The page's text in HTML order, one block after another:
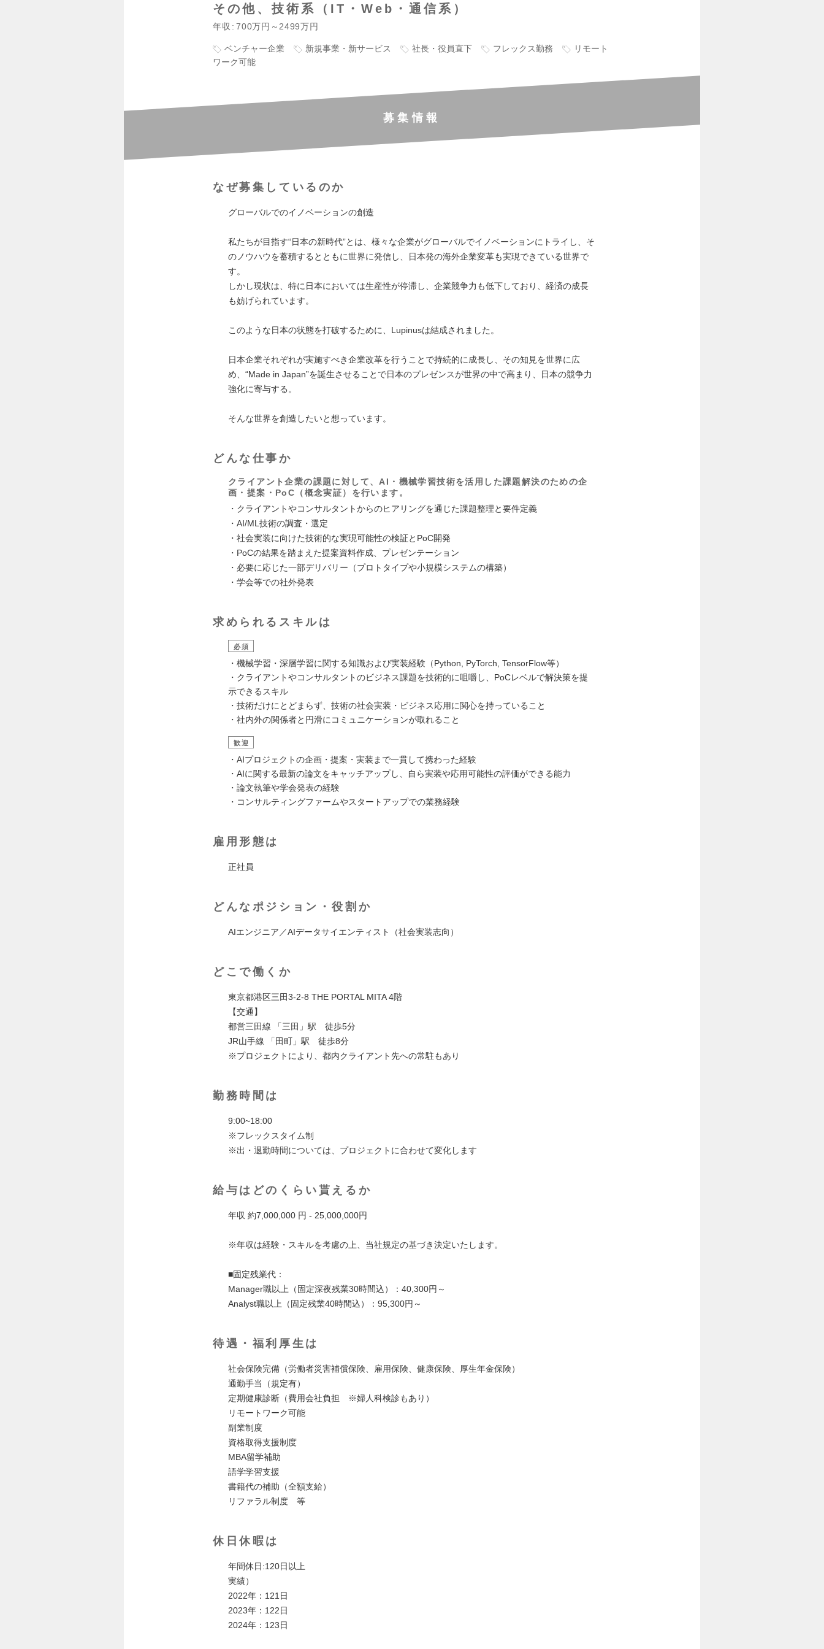
その他、技術系（IT・Web・通信系）
年収 700万円～2499万円
ベンチャー企業 新規事業・新サービス 社長・役員直下 フレックス勤務
リモート
ワーク可能
募集情報
なぜ募集しているのか
グローバルでのイノベーションの創造
私たちが目指す“日本の新時代”とは、様々な企業がグローバルでイノベーションにトライし、そ
のノウハウを蓄積するとともに世界に発信し、日本発の海外企業変革も実現できている世界で
す。
しかし現状は、特に日本においては生産性が停滞し、企業競争力も低下しており、経済の成長
も妨げられています。
このような日本の状態を打破するために、Lupinusは結成されました。
日本企業それぞれが実施すべき企業改革を行うことで持続的に成長し、その知見を世界に広
め、“Made in Japan”を誕生させることで日本のプレゼンスが世界の中で高まり、日本の競争力
強化に寄与する。
そんな世界を創造したいと想っています。
どんな仕事か
クライアント企業の課題に対して、AI・機械学習技術を活用した課題解決のための企
画・提案・PoC（概念実証）を行います。
・クライアントやコンサルタントからのヒアリングを通じた課題整理と要件定義
・AI/ML技術の調査・選定
・社会実装に向けた技術的な実現可能性の検証とPoC開発
・PoCの結果を踏まえた提案資料作成、プレゼンテーション
・必要に応じた一部デリバリー（プロトタイプや小規模システムの構築）
・学会等での社外発表
求められるスキルは
必須
・機械学習・深層学習に関する知識および実装経験（Python, PyTorch, TensorFlow等）
・クライアントやコンサルタントのビジネス課題を技術的に咀嚼し、PoCレベルで解決策を提
示できるスキル
・技術だけにとどまらず、技術の社会実装・ビジネス応用に関心を持っていること
・社内外の関係者と円滑にコミュニケーションが取れること
歓迎
・AIプロジェクトの企画・提案・実装まで一貫して携わった経験
・AIに関する最新の論文をキャッチアップし、自ら実装や応用可能性の評価ができる能力
・論文執筆や学会発表の経験
・コンサルティングファームやスタートアップでの業務経験
雇用形態は
正社員
どんなポジション・役割か
AIエンジニア／AIデータサイエンティスト（社会実装志向）
どこで働くか
東京都港区三田3-2-8 THE PORTAL MITA 4階
【交通】
都営三田線 「三田」駅 徒歩5分
JR山手線 「田町」駅 徒歩8分
※プロジェクトにより、都内クライアント先への常駐もあり
勤務時間は
9:00~18:00
※フレックスタイム制
※出・退勤時間については、プロジェクトに合わせて変化します
給与はどのくらい貰えるか
年収 約7,000,000 円 - 25,000,000円
※年収は経験・スキルを考慮の上、当社規定の基づき決定いたします。
■固定残業代：
Manager職以上（固定深夜残業30時間込）：40,300円～
Analyst職以上（固定残業40時間込）：95,300円～
待遇・福利厚生は
社会保険完備（労働者災害補償保険、雇用保険、健康保険、厚生年金保険）
通勤手当（規定有）
定期健康診断（費用会社負担 ※婦人科検診もあり）
リモートワーク可能
副業制度
資格取得支援制度
MBA留学補助
語学学習支援
書籍代の補助（全額支給）
リファラル制度 等
休日休暇は
年間休日:120日以上
実績）
2022年：121日
2023年：122日
2024年：123日